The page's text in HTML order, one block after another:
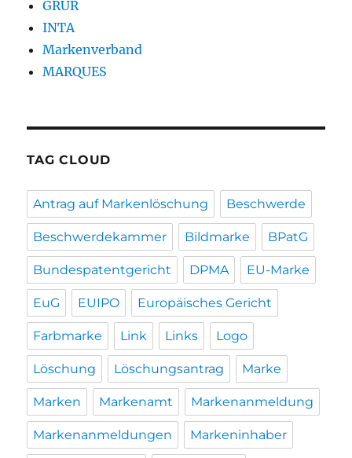
GRUR
INTA
Markenverband
MARQUES
TAG CLOUD
Antrag auf Markenlöschung Beschwerde
Beschwerdekammer Bildmarke BPatG
Bundespatentgericht DPMA EU-Marke
EuG EUIPO Europäisches Gericht
Farbmarke Link Links Logo
Löschung Löschungsantrag Marke
Marken Markenamt Markenanmeldung
Markenanmeldungen Markeninhaber